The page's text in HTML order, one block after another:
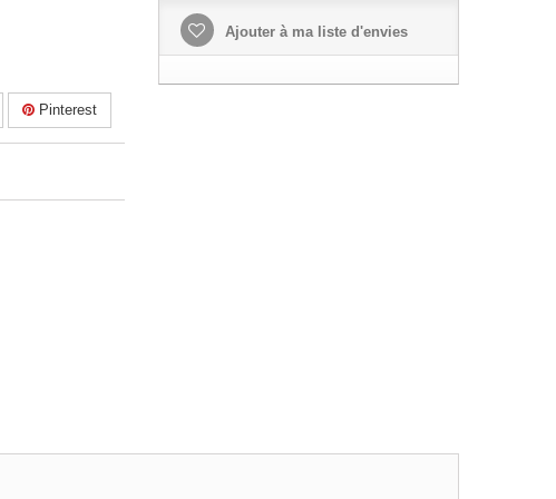
Pinterest
Ajouter à ma liste d'envies